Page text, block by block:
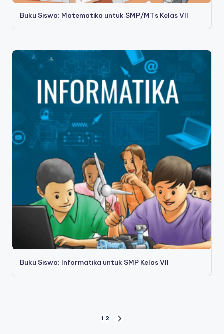
Buku Siswa: Matematika untuk SMP/MTs Kelas VII
Buku Siswa: Informatika untuk SMP Kelas VII
1 2